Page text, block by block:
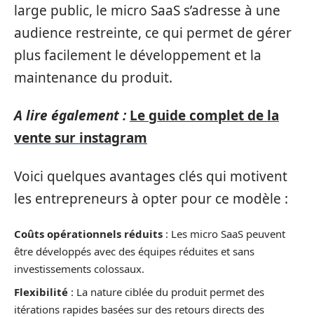
large public, le micro SaaS s’adresse à une
audience restreinte, ce qui permet de gérer
plus facilement le développement et la
maintenance du produit.
A lire également : Le guide complet de la
vente sur instagram
Voici quelques avantages clés qui motivent
les entrepreneurs à opter pour ce modèle :
Coûts opérationnels réduits : Les micro SaaS peuvent
être développés avec des équipes réduites et sans
investissements colossaux.
Flexibilité : La nature ciblée du produit permet des
itérations rapides basées sur des retours directs des